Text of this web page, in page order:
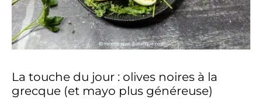
La touche du jour : olives noires à la
grecque (et mayo plus généreuse)